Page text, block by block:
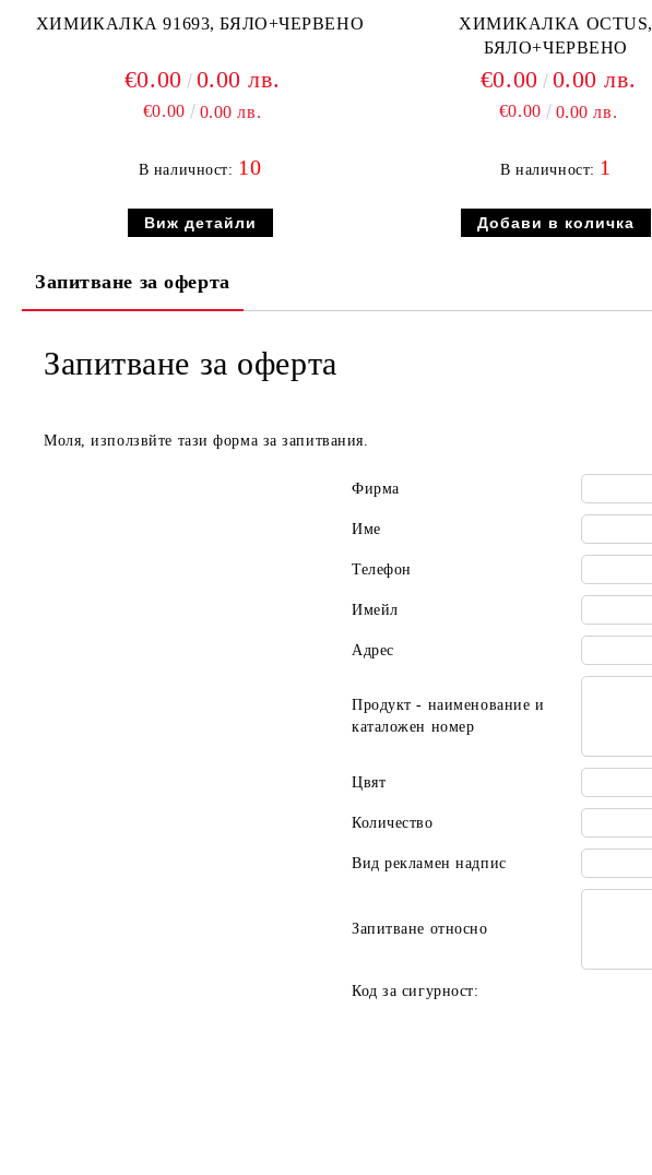
ХИМИКАЛКА 91693, БЯЛО+ЧЕРВЕНО
€0.00 0.00 лв.
€0.00 0.00 лв.
В наличност: 10
Виж детайли
ХИМИКАЛКА OCTUS,
БЯЛО+ЧЕРВЕНО
€0.00 0.00 лв.
€0.00 0.00 лв.
В наличност: 1
Запитване за оферта
Запитване за оферта
Моля, използвйте тази форма за запитвания.
Фирма
Име
Телефон
Имейл
Адрес
Продукт - наименование и
каталожен номер
Цвят
Количество
Вид рекламен надпис
Запитване относно
Код за сигурност: